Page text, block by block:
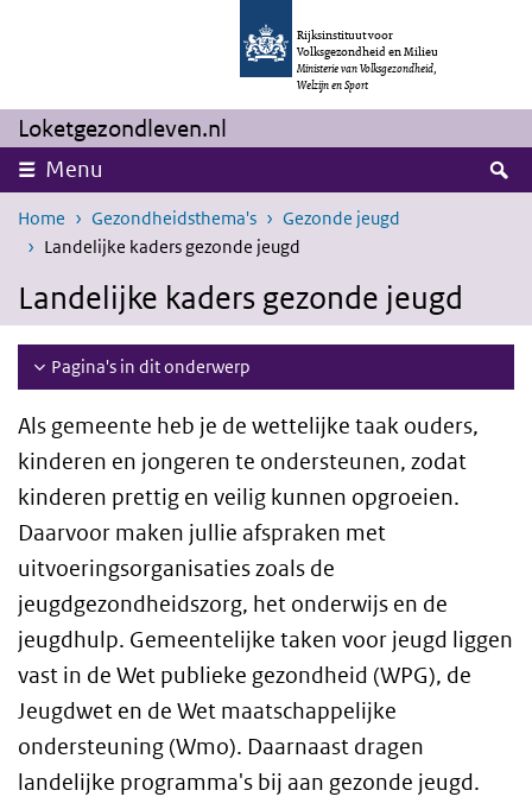
Overslaan en naar de inhoud gaan
Rijksinstituut voor
Volksgezondheid en Milieu
Ministerie van Volksgezondheid,
Welzijn en Sport
Loketgezondleven.nl
Menu
Home Gezondheidsthema's
Gezonde jeugd
Landelijke kaders gezonde jeugd
Landelijke kaders gezonde jeugd
Pagina's in dit onderwerp
Als gemeente heb je de wettelijke taak ouders,
kinderen en jongeren te ondersteunen, zodat
kinderen prettig en veilig kunnen opgroeien.
Daarvoor maken jullie afspraken met
uitvoeringsorganisaties zoals de
jeugdgezondheidszorg, het onderwijs en de
jeugdhulp. Gemeentelijke taken voor jeugd liggen
vast in de Wet publieke gezondheid (WPG), de
Jeugdwet en de Wet maatschappelijke
ondersteuning (Wmo). Daarnaast dragen
landelijke programma's bij aan gezonde jeugd.